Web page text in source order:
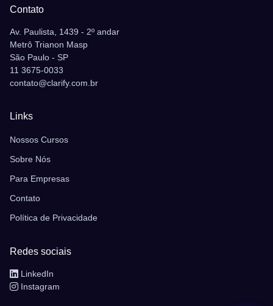
Contato
Av. Paulista, 1439 - 2º andar
Metrô Trianon Masp
São Paulo - SP
11 3675-0033
contato@clarify.com.br
Links
Nossos Cursos
Sobre Nós
Para Empresas
Contato
Política de Privacidade
Redes sociais
LinkedIn
Instagram